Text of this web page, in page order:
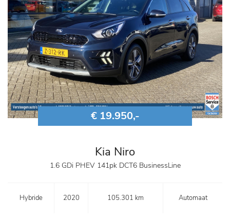
€ 19.950,-
Kia Niro
1.6 GDi PHEV 141pk DCT6 BusinessLine
Hybride 2020 105.301 km Automaat